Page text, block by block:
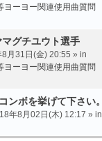
ヨーヨー関連使用曲質問
グチユウト選手
月31日(金) 20:55 » in
ヨーヨー関連使用曲質問
ンボを挙げて下さい。
年8月02日(木) 12:17 » in